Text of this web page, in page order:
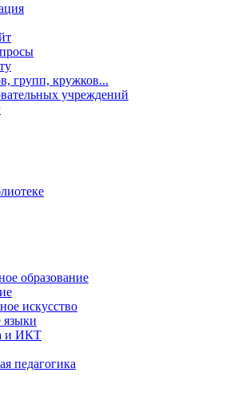
групп, кружков...
учреждений
образование
искусство
и ИКТ
педагогика